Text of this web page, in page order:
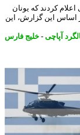
کردند که یونان
این گزارش، این
آپاچی-خلیج فارس